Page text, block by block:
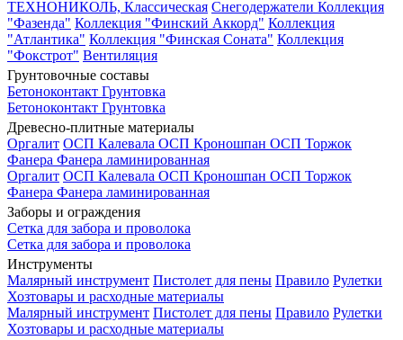
ТЕХНОНИКОЛЬ, Классическая Снегодержатели Коллекция
"Фазенда" Коллекция "Финский Аккорд" Коллекция
"Атлантика" Коллекция "Финская Соната" Коллекция
"Фокстрот" Вентиляция
Грунтовочные составы
Бетоноконтакт Грунтовка
Бетоноконтакт Грунтовка
Древесно-плитные материалы
Оргалит ОСП Калевала ОСП Кроношпан ОСП Торжок
Фанера Фанера ламинированная
Оргалит ОСП Калевала ОСП Кроношпан ОСП Торжок
Фанера Фанера ламинированная
Заборы и ограждения
Сетка для забора и проволока
Сетка для забора и проволока
Инструменты
Малярный инструмент Пистолет для пены Правило Рулетки
Хозтовары и расходные материалы
Малярный инструмент Пистолет для пены Правило Рулетки
Хозтовары и расходные материалы